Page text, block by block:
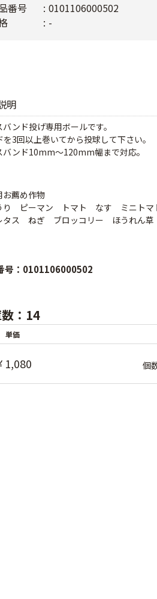
明
バンド投げ専用ボールです。
を3回以上巻いてから投球して下さい。
バンド10mm～120mm幅まで対応。
薦め作物
り ピーマン トマト なす ミニト
ス ねぎ ブロッコリー ほうれん
番号
0101106000502
-
号：0101106000502
：14
単価
1,080 個